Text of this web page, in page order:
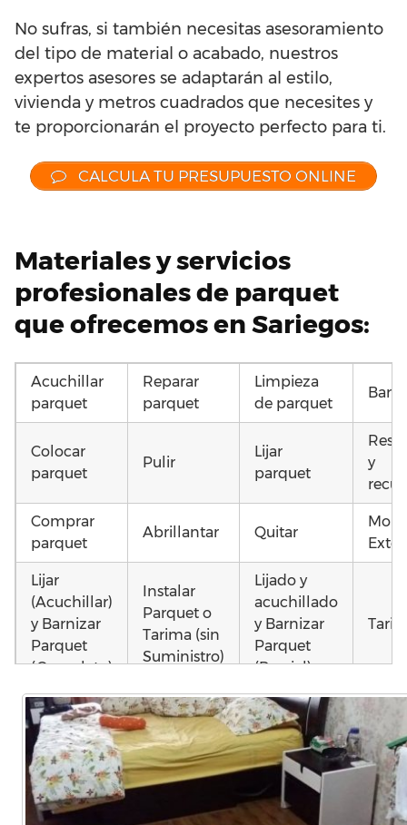
No sufras, si también necesitas asesoramiento
del tipo de material o acabado, nuestros
expertos asesores se adaptarán al estilo,
vivienda y metros cuadrados que necesites y
te proporcionarán el proyecto perfecto para ti.
CALCULA TU PRESUPUESTO ONLINE
Materiales y servicios
profesionales de parquet
que ofrecemos en Sariegos:
Acuchillar
parquet
Reparar
parquet
Limpieza
de parquet
Colocar
parquet
Pulir
Lijar
parquet
y
Comprar
parquet
Abrillantar Quitar
Lijar
(Acuchillar)
y Barnizar
Parquet
(Completo)
Instalar
Parquet o
Tarima (sin
Suministro)
Lijado y
acuchillado
y Barnizar
Parquet
(Parcial)
Instalar
parquet o
Tarima
Local
Comercial
Colocar
parquet o
Tarima
Vivienda
Colocar
parquet o
Tarima
Vivienda
(Parcial)
etc…